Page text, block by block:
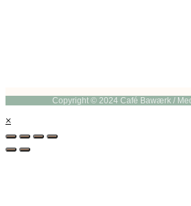
Copyright © 2024 Café Bawærk /
×